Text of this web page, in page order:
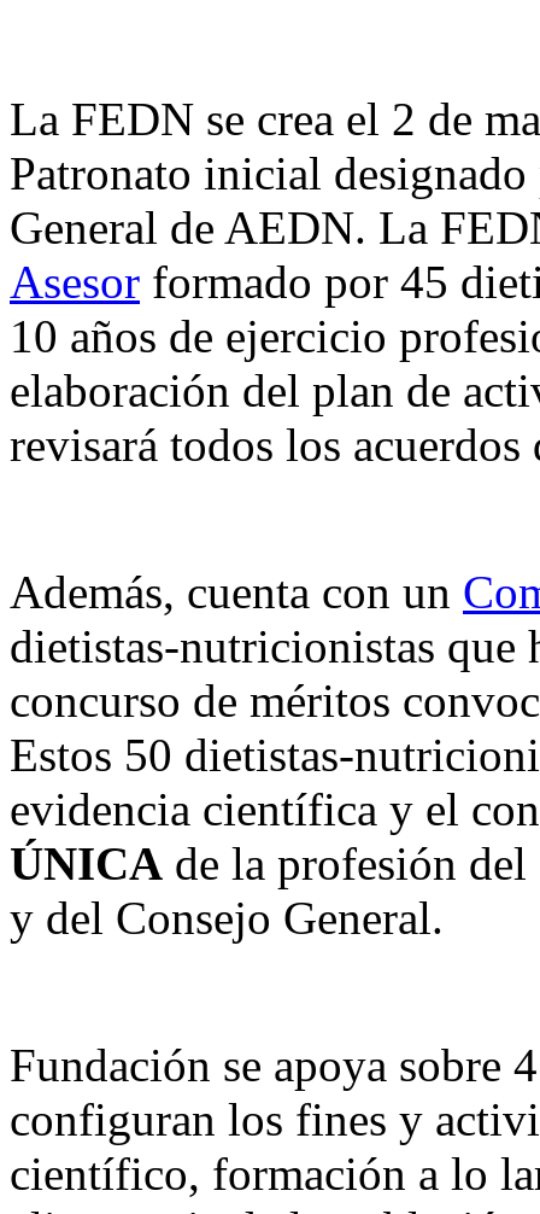
La FEDN se crea el 2 de
Patronato inicial
General de AEDN. La
Asesor formado por 45
10 años de ejercicio
elaboración del plan de
revisará todos los
Además, cuenta con un
dietistas-nutricionistas que
concurso de méritos
Estos 50 dietistas-
evidencia científica y el
ÚNICA de la profesión
y del Consejo General.
Fundación se apoya sobre
configuran los fines y
científico, formación a lo